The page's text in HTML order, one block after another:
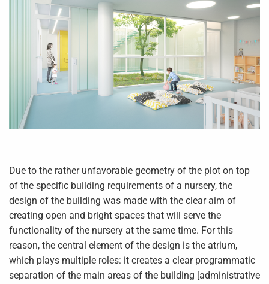
Due to the rather unfavorable geometry of the plot on top
of the specific building requirements of a nursery, the
design of the building was made with the clear aim of
creating open and bright spaces that will serve the
functionality of the nursery at the same time. For this
reason, the central element of the design is the atrium,
which plays multiple roles: it creates a clear programmatic
separation of the main areas of the building [administrative